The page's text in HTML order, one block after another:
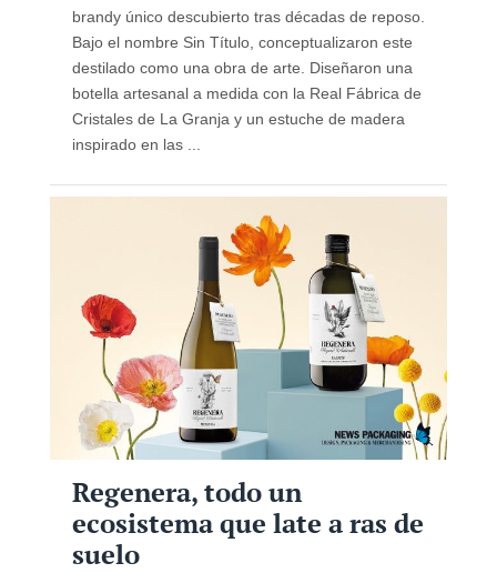
brandy único descubierto tras décadas de reposo.
Bajo el nombre Sin Título, conceptualizaron este
destilado como una obra de arte. Diseñaron una
botella artesanal a medida con la Real Fábrica de
Cristales de La Granja y un estuche de madera
inspirado en las ...
Regenera, todo un
ecosistema que late a ras de
suelo